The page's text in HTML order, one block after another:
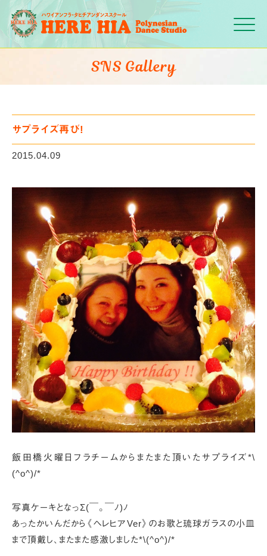
Click
SNS Gallery
サプライズ再び!
2015.04.09
飯田橋火曜日フラチームからまたまた頂いたサプライズ*\
(^o^)/*
写真ケーキとなっΣ(￣。￣ﾉ)ﾉ
あったかいんだから《ヘレヒアVer》のお歌と琉球ガラスの小皿
まで頂戴し、 またまた感激しました*\(^o^)/*